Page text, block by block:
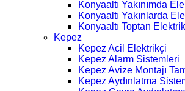
Konyaaltı Yakınımda
Konyaaltı Yakınlarda
Konyaaltı Toptan
Kepez
Kepez Acil Elektrikçi
Kepez Alarm Sistemleri
Kepez Avize Montajı
Kepez Aydınlatma